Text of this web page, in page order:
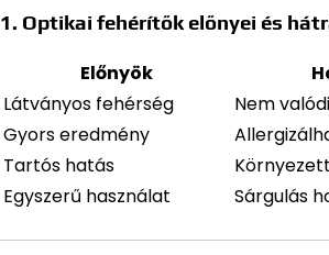
1. Optikai fehérítők előnyei és
Előnyök
Látványos fehérség
Nem
Gyors eredmény
Tartós hatás
Egyszerű használat
Sárgulás